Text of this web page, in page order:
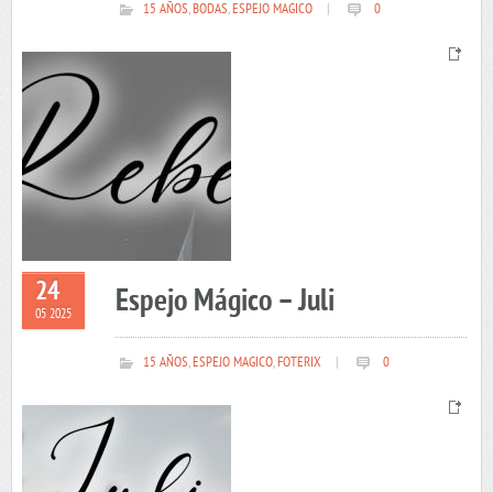
15 AÑOS,BODAS,ESPEJO MAGICO 0
24
05 2025 Espejo Mágico – Juli
15 AÑOS,ESPEJO MAGICO,FOTERIX 0